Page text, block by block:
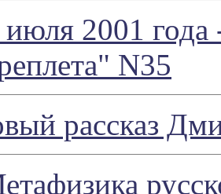
2001
N35
рассказ